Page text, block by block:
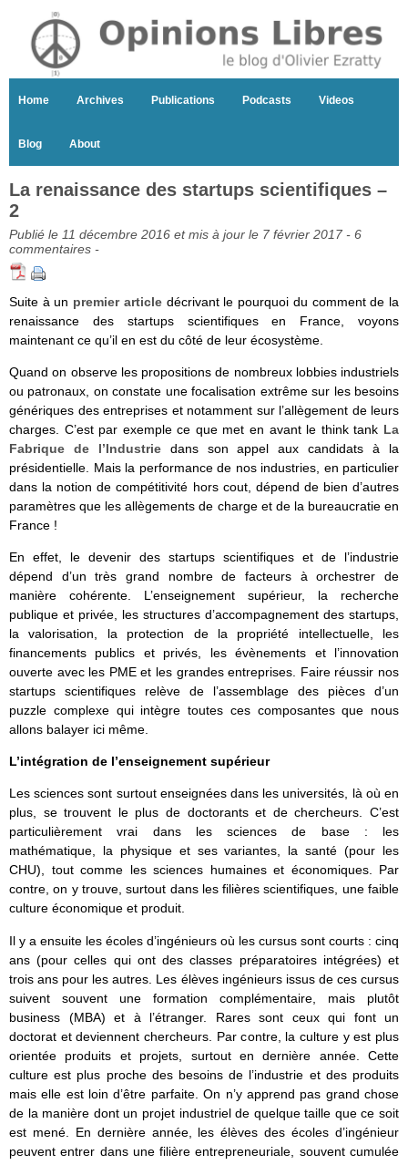
Home Archives Publications Podcasts Videos
Blog About
La renaissance des startups scientifiques –
2
Publié le 11 décembre 2016 et mis à jour le 7 février 2017 - 6
commentaires -
Suite à un premier articledécrivant le pourquoi du comment de la
renaissance des startups scientifiques en France, voyons
maintenant ce qu’il en est du côté de leur écosystème.
Quand on observe les propositions de nombreux lobbies industriels
ou patronaux, on constate une focalisation extrême sur les besoins
génériques des entreprises et notamment sur l’allègement de leurs
charges. C’est par exemple ce que met en avant le think tank La
Fabrique de l’Industriedans son appel aux candidats à la
présidentielle. Mais la performance de nos industries, en particulier
dans la notion de compétitivité hors cout, dépend de bien d’autres
paramètres que les allègements de charge et de la bureaucratie en
France !
En effet, le devenir des startups scientifiques et de l’industrie
dépend d’un très grand nombre de facteurs à orchestrer de
manière cohérente. L’enseignement supérieur, la recherche
publique et privée, les structures d’accompagnement des startups,
la valorisation, la protection de la propriété intellectuelle, les
financements publics et privés, les évènements et l’innovation
ouverte avec les PME et les grandes entreprises. Faire réussir nos
startups scientifiques relève de l’assemblage des pièces d’un
puzzle complexe qui intègre toutes ces composantes que nous
allons balayer ici même.
L’intégration de l’enseignement supérieur
Les sciences sont surtout enseignées dans les universités, là où en
plus, se trouvent le plus de doctorants et de chercheurs. C’est
particulièrement vrai dans les sciences de base : les
mathématique, la physique et ses variantes, la santé (pour les
CHU), tout comme les sciences humaines et économiques. Par
contre, on y trouve, surtout dans les filières scientifiques, une faible
culture économique et produit.
Il y a ensuite les écoles d’ingénieurs où les cursus sont courts : cinq
ans (pour celles qui ont des classes préparatoires intégrées) et
trois ans pour les autres. Les élèves ingénieurs issus de ces cursus
suivent souvent une formation complémentaire, mais plutôt
business (MBA) et à l’étranger. Rares sont ceux qui font un
doctorat et deviennent chercheurs. Par contre, la culture y est plus
orientée produits et projets, surtout en dernière année. Cette
culture est plus proche des besoins de l’industrie et des produits
mais elle est loin d’être parfaite. On n’y apprend pas grand chose
de la manière dont un projet industriel de quelque taille que ce soit
est mené. En dernière année, les élèves des écoles d’ingénieur
peuvent entrer dans une filière entrepreneuriale, souvent cumulée